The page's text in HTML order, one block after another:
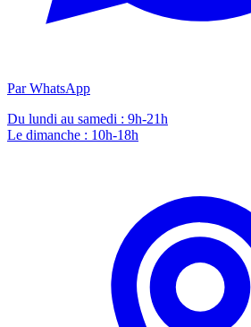
Par WhatsApp
Du lundi au samedi : 9h-21h
Le dimanche : 10h-18h